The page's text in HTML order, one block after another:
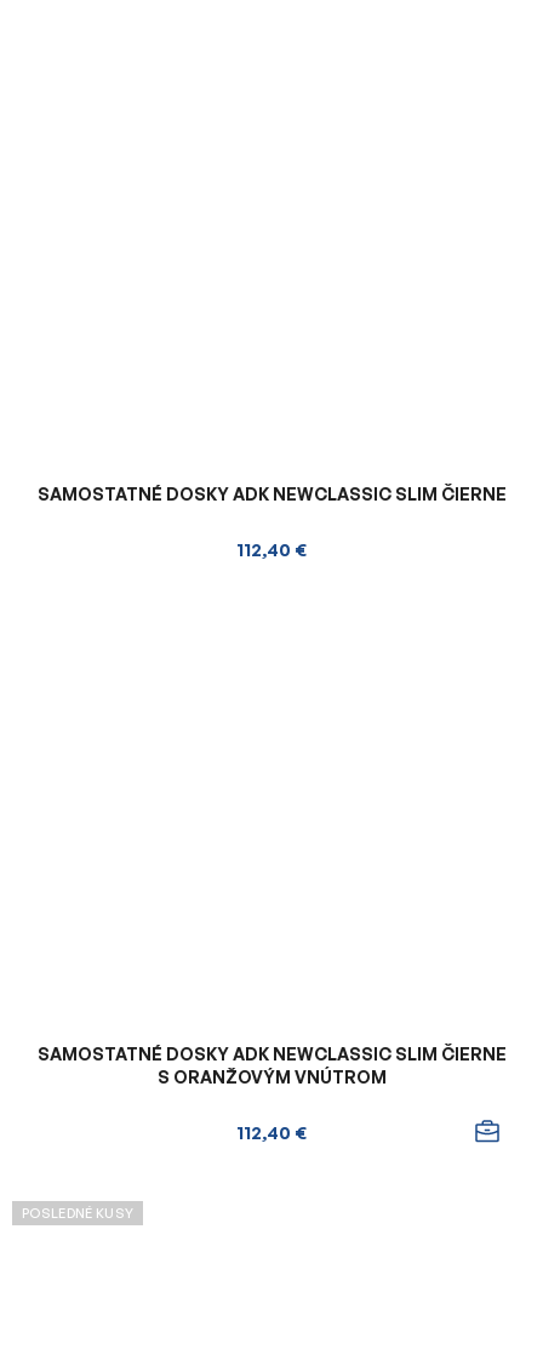
SAMOSTATNÉ DOSKY ADK NEWCLASSIC SLIM ČIERNE
112,40 €
SAMOSTATNÉ DOSKY ADK NEWCLASSIC SLIM ČIERNE
S ORANŽOVÝM VNÚTROM
112,40 €
POSLEDNÉ KUSY